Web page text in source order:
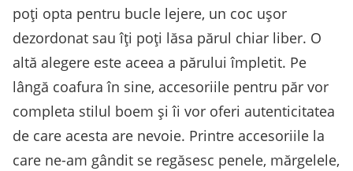
poți opta pentru bucle lejere, un coc ușor
dezordonat sau îți poți lăsa părul chiar liber. O
altă alegere este aceea a părului împletit. Pe
lângă coafura în sine, accesoriile pentru păr vor
completa stilul boem și îi vor oferi autenticitatea
de care acesta are nevoie. Printre accesoriile la
care ne-am gândit se regăsesc penele, mărgelele,